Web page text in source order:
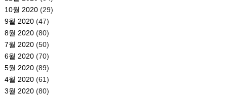
10월 2020(29)
9월 2020(47)
8월 2020(80)
7월 2020(50)
6월 2020(70)
5월 2020(89)
4월 2020(61)
3월 2020(80)